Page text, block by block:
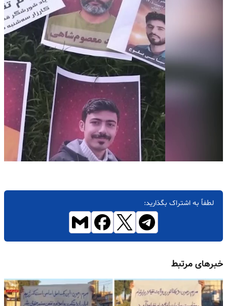
لطفاً به اشتراک بگذارید:
خبرهای مرتبط